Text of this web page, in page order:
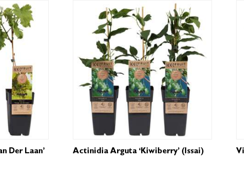
Der Laan’ Actinidia Arguta ‘Kiwiberry’ (Issai)